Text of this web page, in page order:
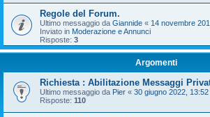
Regole del Forum.
Ultimo messaggio da Giannide « 14 novembre
Inviato in Moderazione e Annunci
Risposte: 3
Argomenti
Richiesta : Abilitazione Messaggi
Ultimo messaggio da Pier « 30 giugno 2022, 13:52
Risposte: 110